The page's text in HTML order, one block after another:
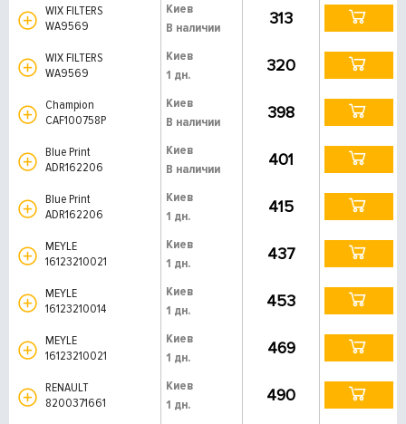
WIX FILTERS
WA9569
Киев
В наличии
313
WIX FILTERS
WA9569
Киев
1 дн.
320
Champion
CAF100758P
Киев
В наличии
398
Blue Print
ADR162206
Киев
В наличии
401
Blue Print
ADR162206
Киев
1 дн.
415
MEYLE
16123210021
Киев
1 дн.
437
MEYLE
16123210014
Киев
1 дн.
453
MEYLE
16123210021
Киев
1 дн.
469
RENAULT
8200371661
Киев
1 дн.
490